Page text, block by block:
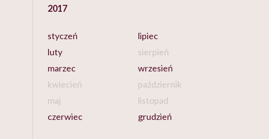
2017
styczeń
luty
marzec
kwiecień
maj
czerwiec
lipiec
sierpień
wrzesień
październik
listopad
grudzień